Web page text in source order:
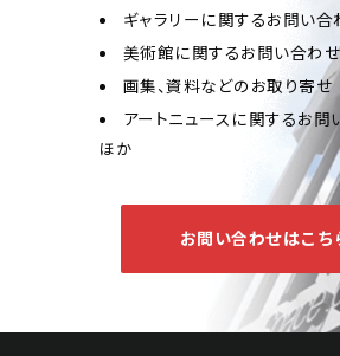
ギャラリーに関するお問い合
美術館に関するお問い合わせ
画集、資料などのお取り寄せ
アートニュースに関するお問
ほか
お問い合わせはこち